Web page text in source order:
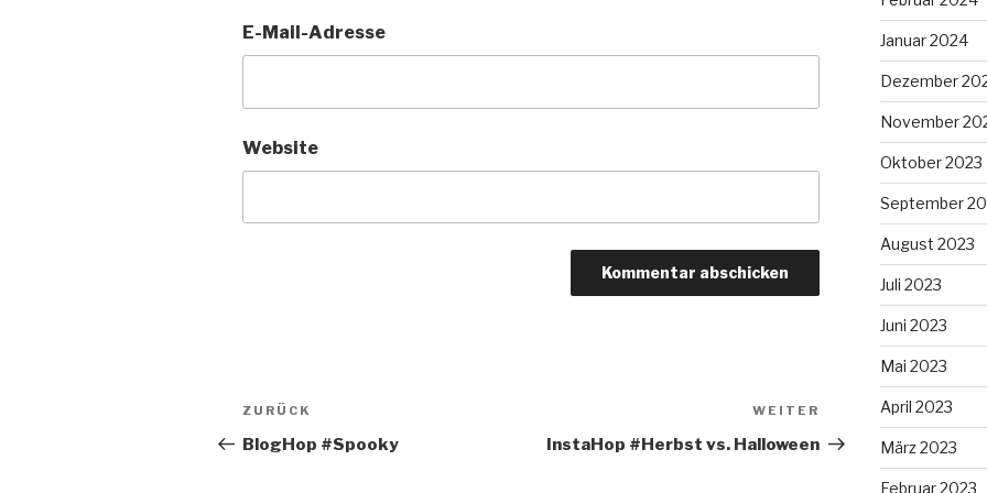
E-Mail-Adresse
Website
Beitragsnavigation
Vorheriger
Beitrag
ZURÜCK
BlogHop #Spooky
Nächster
Beitrag
WEITER
InstaHop #Herbst vs. Halloween
Januar 2024
Dezember
November
Oktober 2023
September
August 2023
Juli 2023
Juni 2023
Mai 2023
April 2023
März 2023
Februar 2023